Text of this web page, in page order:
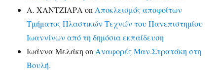
Α. ΧΑΝΤΖΙΑΡΑ on Αποκλεισμός αποφοίτων
Τμήματος Πλαστικών Τεχνών του Πανεπιστημίου
Ιωαννίνων από τη δημόσια εκπαίδευση
Ιωάννα Μελάκη on Αναφορές Μαν.Στρατάκη στη
Βουλή.